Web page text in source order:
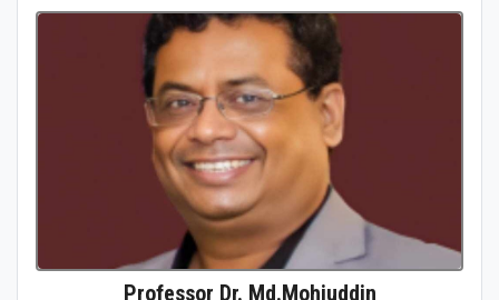
Professor Dr. Md.Mohiuddin